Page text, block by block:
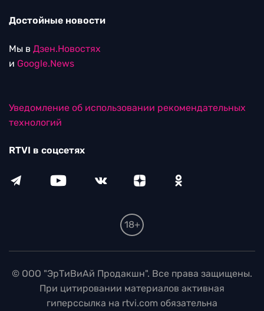
Достойные новости
Мы в Дзен.Новостях
и Google.News
Уведомление об использовании рекомендательных
технологий
RTVI в соцсетях
18+
© ООО "ЭрТиВиАй Продакшн". Все права защищены.
При цитировании материалов активная
гиперссылка на rtvi.com обязательна